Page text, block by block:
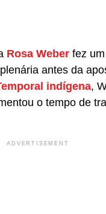
Rosa Weber fez
antes da
indígena,
o tempo de
ADVERTISEMENT